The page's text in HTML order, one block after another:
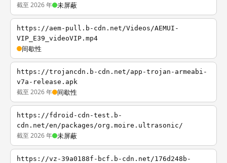
截至 2026 年 未屏蔽
https://aem-pull.b-cdn.net/Videos/AEMUI-
VIP_E39_videoVIP.mp4
间歇性
https://trojancdn.b-cdn.net/app-trojan-armeabi-
v7a-release.apk
截至 2026 年 间歇性
https://fdroid-cdn-test.b-
cdn.net/en/packages/org.moire.ultrasonic/
截至 2026 年 未屏蔽
https://vz-39a0188f-bcf.b-cdn.net/176d248b-